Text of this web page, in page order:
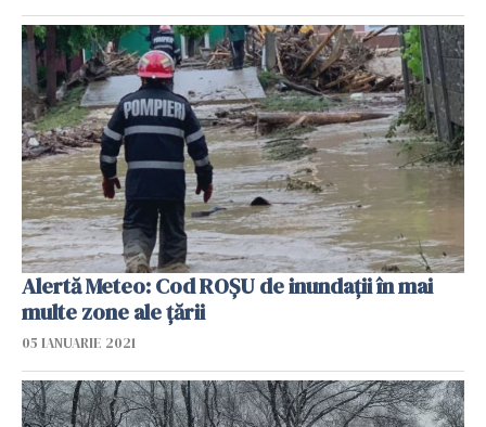
Alertă Meteo: Cod ROȘU de inundații în mai
multe zone ale țării
05 IANUARIE 2021